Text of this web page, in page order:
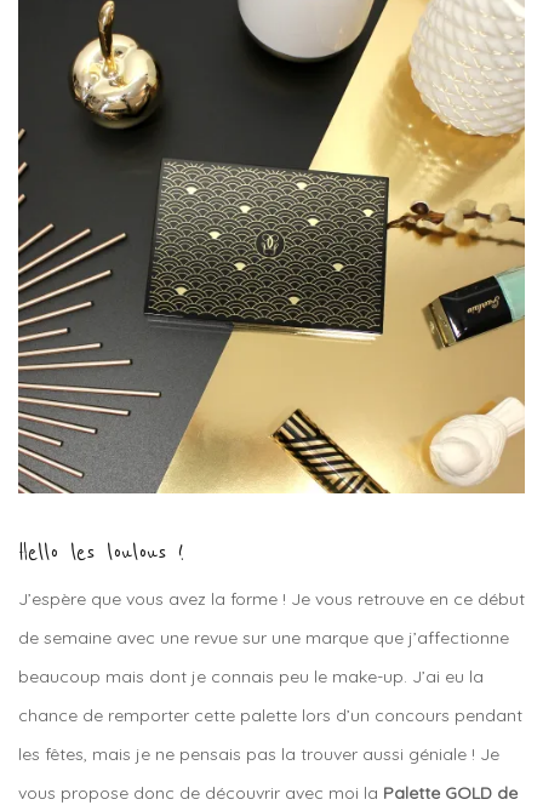
Hello les loulous !
J’espère que vous avez la forme ! Je vous retrouve en ce début
de semaine avec une revue sur une marque que j’affectionne
beaucoup mais dont je connais peu le make-up. J’ai eu la
chance de remporter cette palette lors d’un concours pendant
les fêtes, mais je ne pensais pas la trouver aussi géniale ! Je
vous propose donc de découvrir avec moi la Palette GOLD de